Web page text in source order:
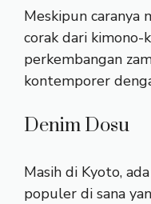
Meskipun caranya
corak dari
perkembangan
kontemporer
Denim Dosu
Masih di Kyoto,
populer di sana